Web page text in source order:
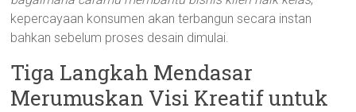
kepercayaan konsumen akan terbangun secara instan
bahkan sebelum proses desain dimulai.
Tiga Langkah Mendasar
Merumuskan Visi Kreatif untuk